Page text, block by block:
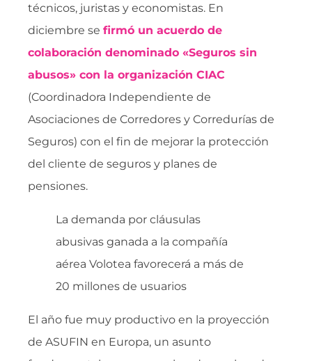
técnicos, juristas y economistas. En
diciembre se firmó un acuerdo de
colaboración denominado «Seguros sin
abusos» con la organización CIAC
(Coordinadora Independiente de
Asociaciones de Corredores y Corredurías de
Seguros) con el fin de mejorar la protección
del cliente de seguros y planes de
pensiones.
La demanda por cláusulas
abusivas ganada a la compañía
aérea Volotea favorecerá a más de
20 millones de usuarios
El año fue muy productivo en la proyección
de ASUFIN en Europa, un asunto